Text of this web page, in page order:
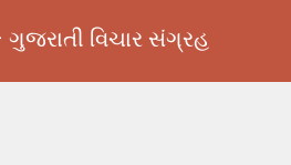
ગુજરાતી વિચાર સંગ્રહ